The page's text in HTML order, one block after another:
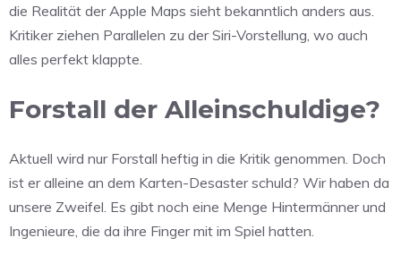
die Realität der Apple Maps sieht bekanntlich anders aus.
Kritiker ziehen Parallelen zu der Siri-Vorstellung, wo auch
alles perfekt klappte.
Forstall der Alleinschuldige?
Aktuell wird nur Forstall heftig in die Kritik genommen. Doch
ist er alleine an dem Karten-Desaster schuld? Wir haben da
unsere Zweifel. Es gibt noch eine Menge Hintermänner und
Ingenieure, die da ihre Finger mit im Spiel hatten.